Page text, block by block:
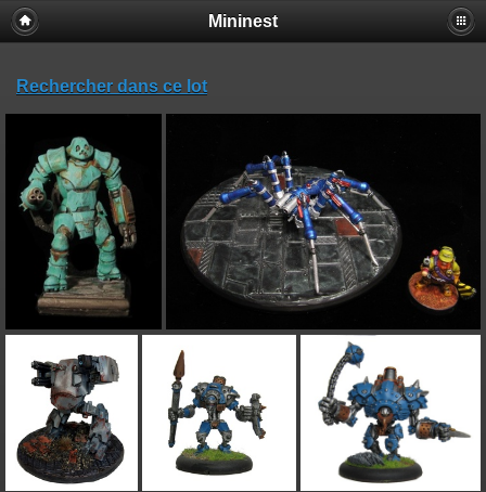
Mininest
Rechercher dans ce lot